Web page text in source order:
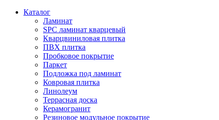
Каталог
Ламинат
SPC ламинат кварцевый
Кварцвиниловая плитка
ПВХ плитка
Пробковое покрытие
Паркет
Подложка под ламинат
Ковровая плитка
Линолеум
Террасная доска
Керамогранит
Резиновое модульное покрытие